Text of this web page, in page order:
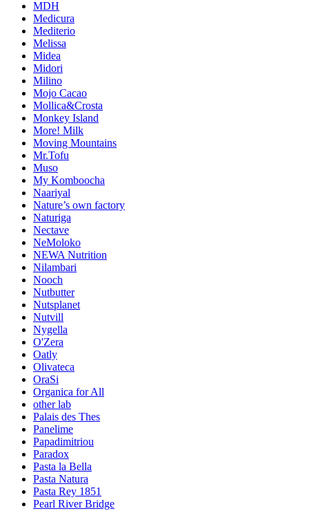
MDH
Medicura
Mediterio
Melissa
Midea
Midori
Milino
Mojo Cacao
Mollica&Crosta
Monkey Island
More! Milk
Moving Mountains
Mr.Tofu
Muso
My Komboocha
Naariyal
Nature’s own factory
Naturiga
Nectave
NeMoloko
NEWA Nutrition
Nilambari
Nooch
Nutbutter
Nutsplanet
Nutvill
Nygella
O'Zera
Oatly
Olivateca
OraSi
Organica for All
other lab
Palais des Thes
Panelime
Papadimitriou
Paradox
Pasta la Bella
Pasta Natura
Pasta Rey 1851
Pearl River Bridge